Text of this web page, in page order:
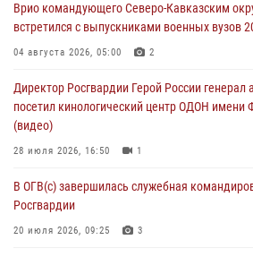
06 августа 2026, 05:00
Выпускники вузов Росгвардии прибыли для
06 августа 2026, 04:00
Врио командующего Северо-Кавказским
встретился с выпускниками военных вузов
04 августа 2026, 05:00 2
Директор Росгвардии Герой России генерал
посетил кинологический центр ОДОН имени
(видео)
28 июля 2026, 16:50 1
В ОГВ(с) завершилась служебная
Росгвардии
20 июля 2026, 09:25 3